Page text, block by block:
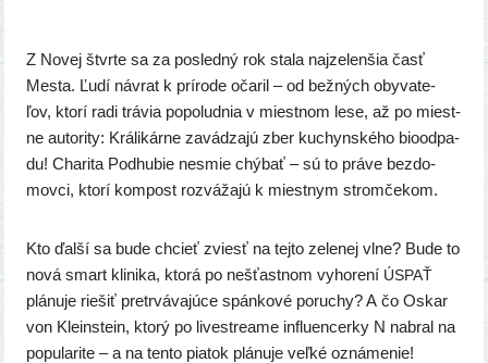
Z Novej štvr­te sa za posled­ný rok sta­la naj­ze­len­šia časť
Mesta. Ľudí návrat k prí­ro­de oča­ril – od bež­ných oby­va­te­
ľov, kto­rí radi trá­via popo­lud­nia v miest­nom lese, až po miest­
ne auto­ri­ty: Králikárne zavá­dza­jú zber kuchyn­ské­ho bio­od­pa­
du! Charita Podhubie nesmie chý­bať – sú to prá­ve bez­do­
mov­ci, kto­rí kom­post roz­vá­ža­jú k miest­nym stromčekom.
Kto ďal­ší sa bude chcieť zviesť na tej­to zele­nej vlne? Bude to
nová smart kli­ni­ka, kto­rá po nešťast­nom vyho­re­ní ÚSPAŤ
plá­nu­je rie­šiť pre­tr­vá­va­jú­ce spán­ko­vé poru­chy? A čo Oskar
von Kleinstein, kto­rý po lives­tre­a­me influ­en­cer­ky N nabral na
popu­la­ri­te – a na ten­to pia­tok plá­nu­je veľ­ké oznámenie!